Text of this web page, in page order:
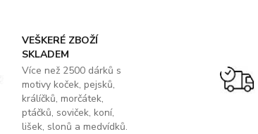
VEŠKERÉ ZBOŽÍ
SKLADEM
Více než 2500 dárků s
motivy koček, pejsků,
králíčků, morčátek,
ptáčků, soviček, koní,
lišek, slonů a medvídků.